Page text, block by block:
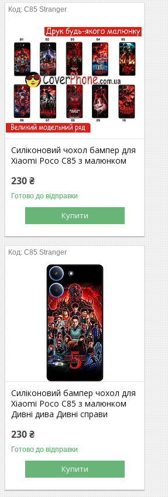
C85 Stranger
Силіконовий чохол бампер для
Xiaomi Poco C85 з малюнком
230 ₴
Готово до відправки
Купити
C85 Stranger
Силіконовий бампер чохол для
Xiaomi Poco C85 з малюнком
Дивні дива Дивні справи
230 ₴
Готово до відправки
Купити